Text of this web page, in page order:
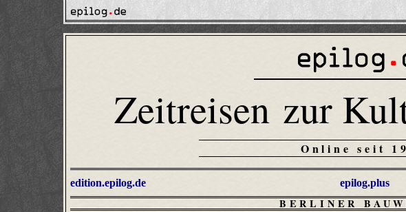
Zeitreisen zur
Online seit
edition.epilog.de epilog.plus
BERLINER